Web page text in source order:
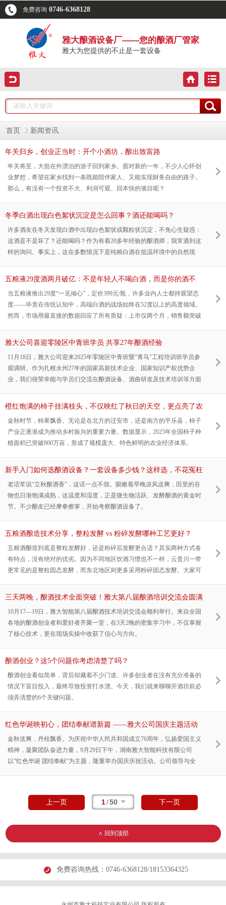
免费咨询 0746-6368128
雅大酿酒设备厂——您的酿酒厂管家
雅大为您提供的不止是一套设备
首页 新闻资讯
年关归乡，创业正当时：开个小酒坊，酿出致富路
年关将至，大批在外漂泊的游子回到家乡。面对新的一年，不少人心怀创
业梦想，希望在家乡找到一条既能陪伴家人、又能实现财务自由的路子。
那么，有没有一个投资不大、利润可观、回本快的项目呢？
冬季白酒出现白色絮状沉淀是怎么回事？酒还能喝吗？
许多酒友在冬天发现白酒中出现白色絮状或颗粒状沉淀，不免心生疑惑：
这酒是不是坏了？还能喝吗？作为有着20多年经验的酿酒师，我常遇到这
样的询问。事实上，这在多数情况下是纯粮白酒在低温环境中的自然现
五粮液29度酒两月破亿：不是年轻人不喝白酒，而是你的酒不
够“对味”
当五粮液推出29度“一见倾心”，定价399元/瓶，许多业内人士都持观望态
度——毕竟在传统认知中，高端白酒的战场始终在52度以上的高度领域。
然而，市场用最直接的数据回应了所有质疑：上市仅两个月，销售额突破
雅大公司喜迎零陵区中青班学员 共享27年酿酒经验
11月18日，雅大公司迎来2025年零陵区中青班暨"青马"工程培训班学员参
观调研。作为扎根永州27年的国家高新技术企业、国家知识产权优势企
业，我们很荣幸能与学员们交流在酿酒设备、酒曲研发及技术培训等方面
参观了公司的生产车间和研发中心。
橙红饱满的柿子挂满枝头，不仅映红了秋日的天空，更点亮了农
户增收的新路径！
金秋时节，柿果飘香。无论是在北方的迁安市，还是南方的平乐县，柿子
产业正逐渐成为推动乡村振兴的重要力量。数据显示，2025年全国柿子种
植面积已突破800万亩，形成了规模庞大、特色鲜明的农业经济体系。
新手入门如何选酿酒设备？一套设备多少钱？这样选，不花冤枉
钱！
老话常说“立秋酿酒香”，这话一点不假。眼瞅着早晚凉风送爽，田里的谷
物也日渐饱满成熟，这温度和湿度，正是微生物活跃、发酵酿酒的黄金时
节。不少酿友已经摩拳擦掌，开始考察酿酒设备了。
五粮酒酿造技术分享，整粒发酵 vs 粉碎发酵哪种工艺更好？
五粮酒酿造到底是整粒发酵好，还是粉碎后发酵更合适？其实两种方式各
有特点，没有绝对的优劣。因为不同地区饮酒习惯也不一样，云贵川一带
更常见的是整粒固态发酵，而东北地区则更多采用粉碎固态发酵。大家可
酿造技术。
三天两晚，酿酒技术全面突破！雅大第八届酿酒培训交流会圆满
落幕
10月17—19日，雅大智能第八届酿酒技术培训交流会顺利举行。来自全国
各地的酿酒创业者和爱好者齐聚一堂，在3天2晚的密集学习中，不仅掌握
了核心技术，更在现场实操中收获了信心与方向。
酿酒创业？这5个问题你考虑清楚了吗？
酿酒创业看似简单，背后却藏着不少门道。许多创业者在没有充分准备的
情况下盲目投入，最终导致投资打水漂。今天，我们就来聊聊开酒坊前必
须弄清楚的6个关键问题。
红色华诞映初心，团结奉献谱新篇 ——雅大公司国庆主题活动
圆满结束
金秋送爽，丹桂飘香。为庆祝中华人民共和国成立76周年，弘扬爱国主义
精神，凝聚团队奋进力量，9月29日下午，湖南雅大智能科技有限公司
以“红色华诞 团结奉献”为主题，隆重举办国庆庆祝活动。公司领导与全
上一页 1/50 下一页
∧ 回到顶部
免费咨询热线： 0746-6368128/18153364325